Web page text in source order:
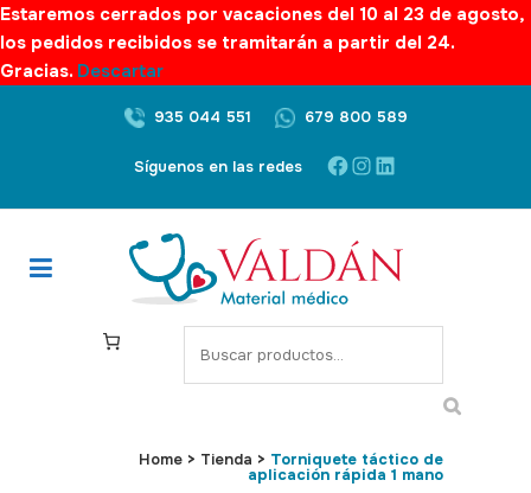
Estaremos cerrados por vacaciones del 10 al 23 de agosto,
los pedidos recibidos se tramitarán a partir del 24.
Gracias. Descartar
935 044 551 679 800 589
Síguenos en las redes Facebook
Instagram
LinkedIn
S
e
c
Home > Tienda > Torniquete táctico de
aplicación rápida 1 mano